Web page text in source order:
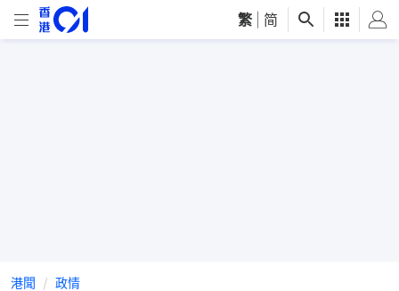
繁 简
港聞 政情